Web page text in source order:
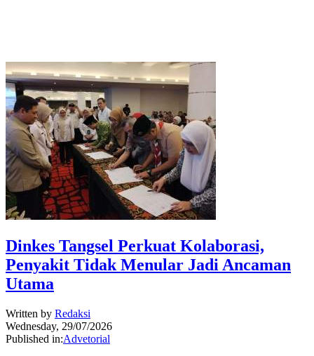
Dinkes Tangsel Perkuat Kolaborasi,
Penyakit Tidak Menular Jadi Ancaman
Utama
Written by Redaksi
Wednesday, 29/07/2026
Published in:Advetorial